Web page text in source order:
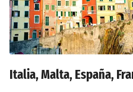
Italia, Malta, España,